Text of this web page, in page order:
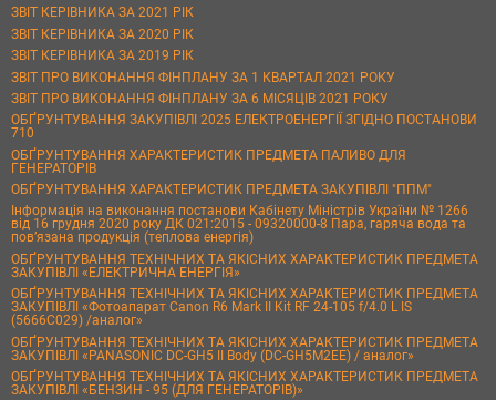
ЗВІТ КЕРІВНИКА ЗА 2021 РІК
ЗВІТ КЕРІВНИКА ЗА 2020 РІК
ЗВІТ КЕРІВНИКА ЗА 2019 РІК
ЗВІТ ПРО ВИКОНАННЯ ФІНПЛАНУ ЗА 1 КВАРТАЛ 2021 РОКУ
ЗВІТ ПРО ВИКОНАННЯ ФІНПЛАНУ ЗА 6 МІСЯЦІВ 2021 РОКУ
ОБҐРУНТУВАННЯ ЗАКУПІВЛІ 2025 ЕЛЕКТРОЕНЕРГІЇ ЗГІДНО ПОСТАНОВИ
710
ОБҐРУНТУВАННЯ ХАРАКТЕРИСТИК ПРЕДМЕТА ПАЛИВО ДЛЯ
ГЕНЕРАТОРІВ
ОБҐРУНТУВАННЯ ХАРАКТЕРИСТИК ПРЕДМЕТА ЗАКУПІВЛІ "ППМ"
Інформація на виконання постанови Кабінету Міністрів України № 1266
від 16 грудня 2020 року ДК 021:2015 - 09320000-8 Пара, гаряча вода та
пов’язана продукція (теплова енергія)
ОБҐРУНТУВАННЯ ТЕХНІЧНИХ ТА ЯКІСНИХ ХАРАКТЕРИСТИК ПРЕДМЕТА
ЗАКУПІВЛІ «ЕЛЕКТРИЧНА ЕНЕРГІЯ»
ОБҐРУНТУВАННЯ ТЕХНІЧНИХ ТА ЯКІСНИХ ХАРАКТЕРИСТИК ПРЕДМЕТА
ЗАКУПІВЛІ «Фотоапарат Canon R6 Mark II Kit RF 24-105 f/4.0 L IS
(5666C029) /аналог»
ОБҐРУНТУВАННЯ ТЕХНІЧНИХ ТА ЯКІСНИХ ХАРАКТЕРИСТИК ПРЕДМЕТА
ЗАКУПІВЛІ «PANASONIC DC-GH5 II Body (DC-GH5M2EE) / аналог»
ОБҐРУНТУВАННЯ ТЕХНІЧНИХ ТА ЯКІСНИХ ХАРАКТЕРИСТИК ПРЕДМЕТА
ЗАКУПІВЛІ «БЕНЗИН - 95 (ДЛЯ ГЕНЕРАТОРІВ)»